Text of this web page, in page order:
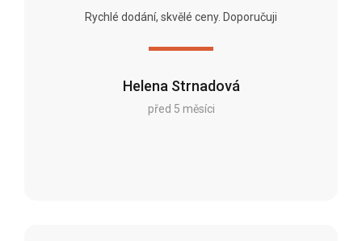
Helena Strnadová
před 5 měsíci
Rychlé dodání, skvělé ceny. Doporučuji